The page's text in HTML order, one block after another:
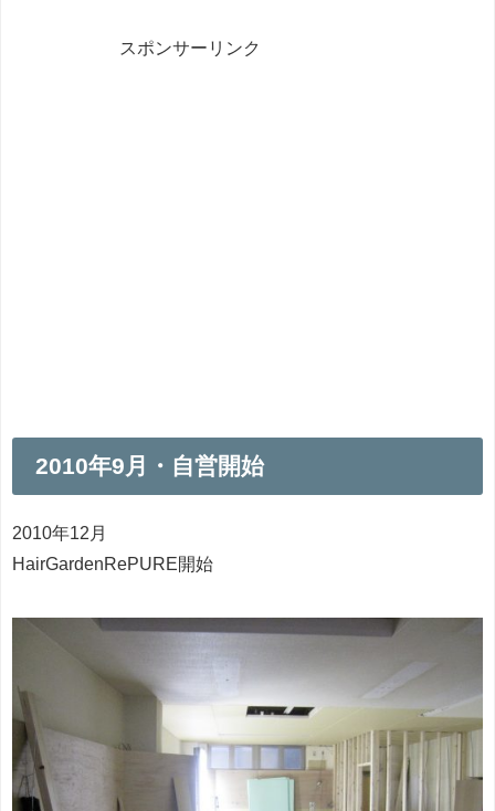
スポンサーリンク
2010年9月・自営開始
2010年12月
HairGardenRePURE開始